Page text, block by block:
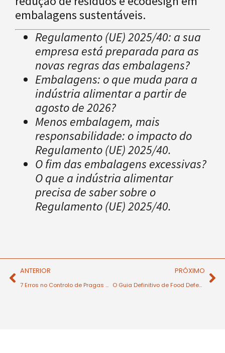
Regulamento (UE) 2025/40: a sua
empresa está preparada para as
novas regras das embalagens?
Embalagens: o que muda para a
indústria alimentar a partir de
agosto de 2026?
Menos embalagem, mais
responsabilidade: o impacto do
Regulamento (UE) 2025/40.
O fim das embalagens excessivas?
O que a indústria alimentar
precisa de saber sobre o
Regulamento (UE) 2025/40.
ANTERIOR
7 Erros no Controlo de Pragas que Podem Custar a sua Certificação
PRÓXIMO
O Guia Definitivo de Food Defense e Fraude Alimentar: Proteja o seu Negócio em 2026